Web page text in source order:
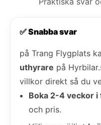
✅ Snabba svar
på Trang Flygplats
uthyrare på
villkor direkt så du
Boka 2-4 veckor i
och pris.